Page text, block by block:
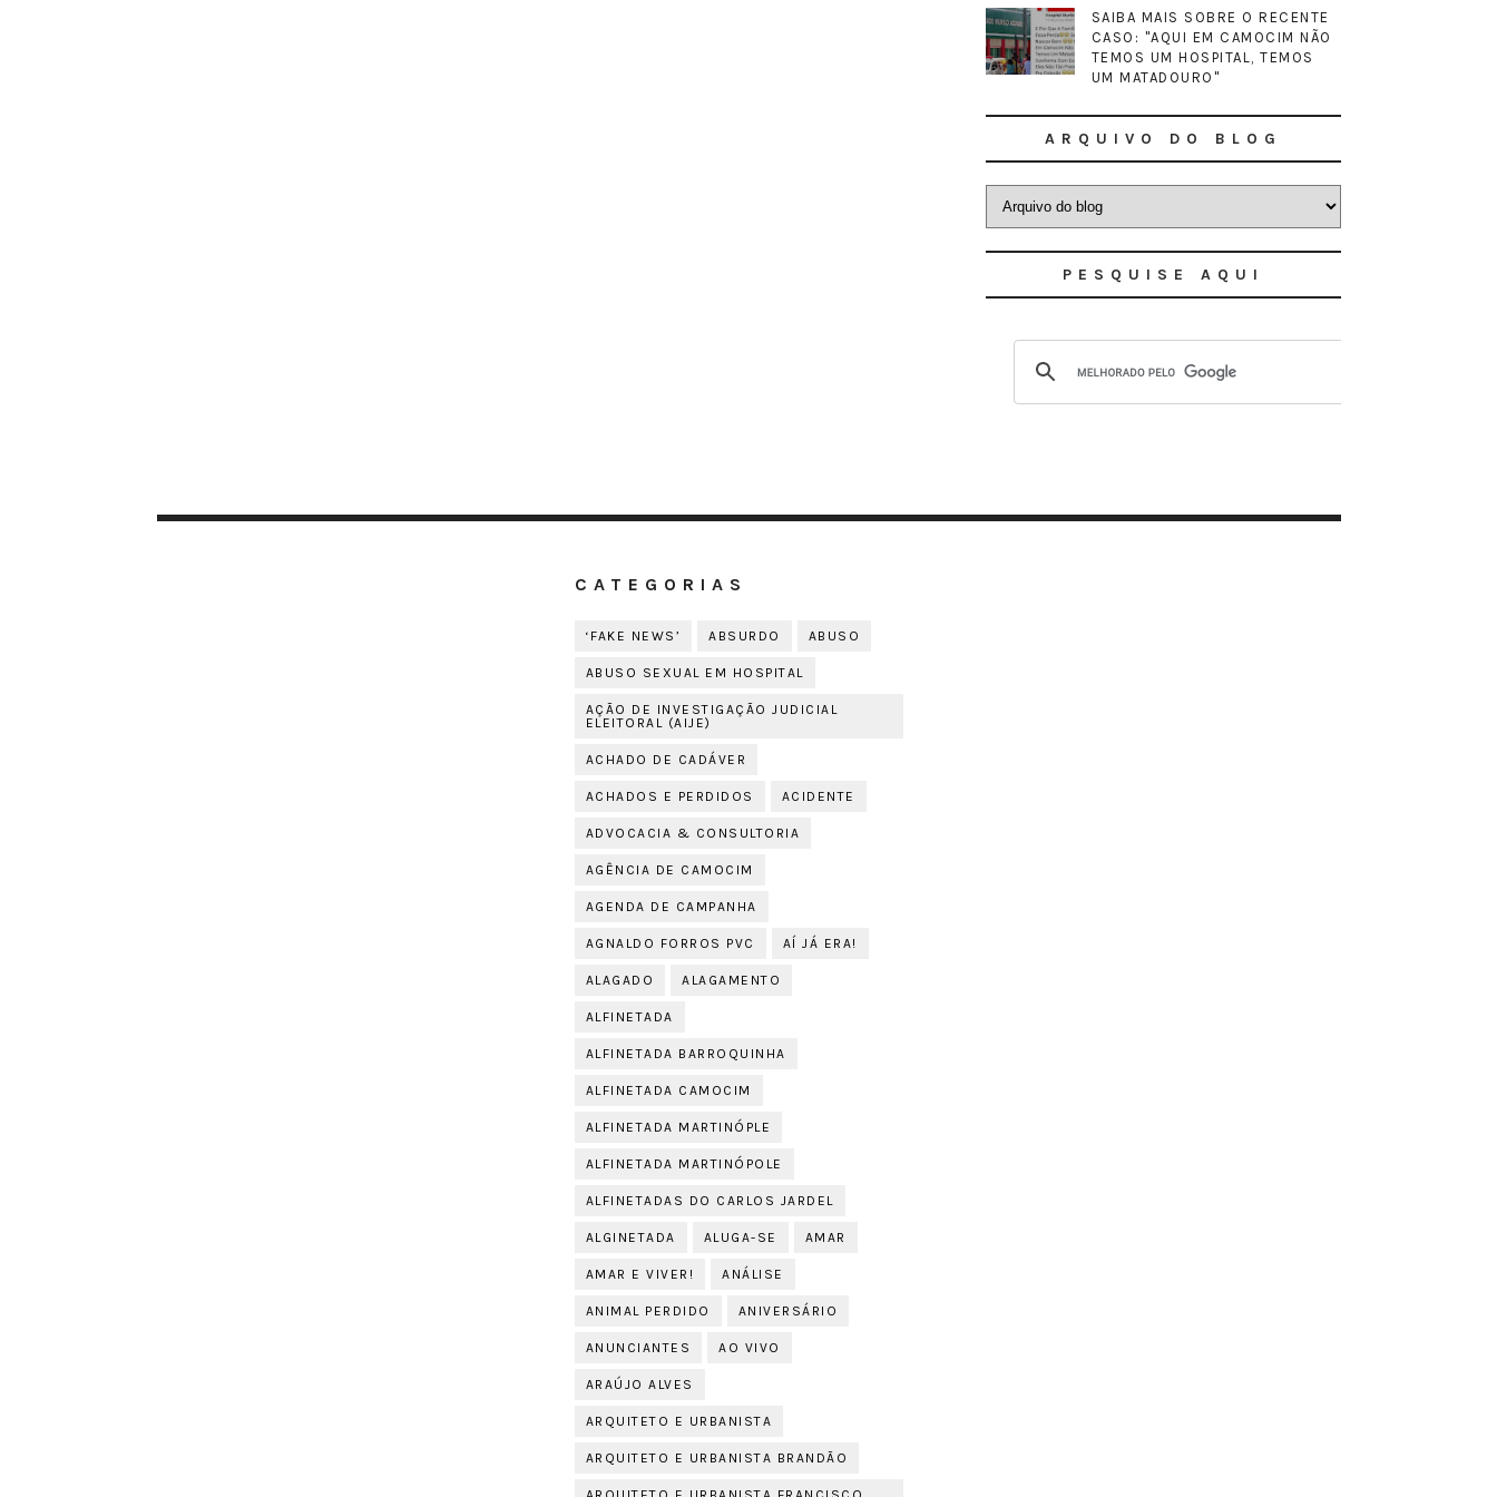
SAIBA MAIS SOBRE O RECENTE
CASO: "AQUI EM CAMOCIM NÃO
TEMOS UM HOSPITAL, TEMOS
UM MATADOURO"
ARQUIVO DO BLOG
PESQUISE AQUI
CATEGORIAS
‘FAKE NEWS’ ABSURDO ABUSO
ABUSO SEXUAL EM HOSPITAL
AÇÃO DE INVESTIGAÇÃO JUDICIAL
ELEITORAL (AIJE)
ACHADO DE CADÁVER
ACHADOS E PERDIDOS ACIDENTE
ADVOCACIA & CONSULTORIA
AGÊNCIA DE CAMOCIM
AGENDA DE CAMPANHA
AGNALDO FORROS PVC AÍ JÁ ERA!
ALAGADO ALAGAMENTO
ALFINETADA
ALFINETADA BARROQUINHA
ALFINETADA CAMOCIM
ALFINETADA MARTINÓPLE
ALFINETADA MARTINÓPOLE
ALFINETADAS DO CARLOS JARDEL
ALGINETADA ALUGA-SE AMAR
AMAR E VIVER! ANÁLISE
ANIMAL PERDIDO ANIVERSÁRIO
ANUNCIANTES AO VIVO
ARAÚJO ALVES
ARQUITETO E URBANISTA
ARQUITETO E URBANISTA BRANDÃO